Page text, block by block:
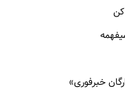
کن
خبرفوری»